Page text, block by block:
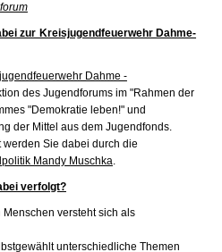
zur Kreisjugendfeuerwehr Dahme-
Dahme -
des Jugendforums im "Rahmen der
"Demokratie leben!" und
der Mittel aus dem Jugendfonds.
Sie dabei durch die
Mandy Muschka.
verfolgt?
versteht sich als
unterschiedliche Themen